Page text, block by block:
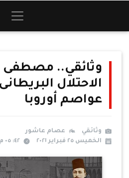
وثائقي..
الاحتلال
عواصم أوروبا
وثائقي
عصام عاشور
الخميس ٢٥ فبراير ٢٠٢١
٤٢: ٠٥ م +02:00 CEST